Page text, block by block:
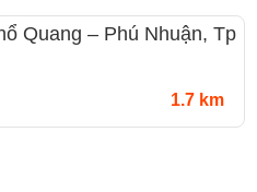
Quang – Phú Nhuận, Tp
1.7 km